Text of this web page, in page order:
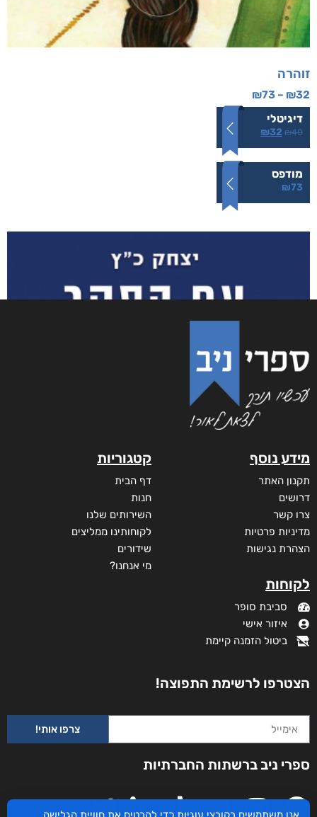
זוהרה
₪32
–
₪73
דיגיטלי
₪40
₪32
מודפס
₪73
עם הסקר
₪35
–
₪73
₪73
מידע נוסף
תקנון האתר
דרושים
צרו קשר
מדיניות פרטיות
הצהרת נגישות
לקוחות
סביבת סופר
איזור אישי
ביטול הזמנה קיימת
קטגוריות
דף הבית
חנות
השירותים שלנו
לקוחותינו ממליצים
שידורים
מי אנחנו?
הצטרפו לרשימת התפוצה!
צרפו אותי!
ספרי ניב ברשתות החברתיות